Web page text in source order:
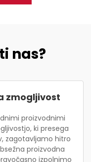
nas?
zmogljivost
proizvodnimi
ki presega
zagotavljamo hitro
proizvodna
izpolnimo